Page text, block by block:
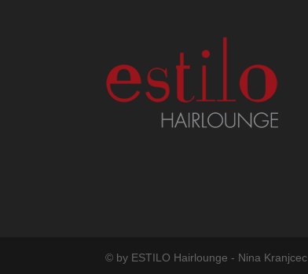
© by ESTILO Hairlounge - Nina Kranjcec